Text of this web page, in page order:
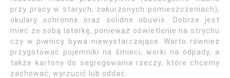
przy pracy w starych, zakurzonych pomieszczeniach),
okulary ochronne oraz solidne obuwie. Dobrze jest
mieć ze sobą latarkę, ponieważ oświetlenie na strychu
czy w piwnicy bywa niewystarczające. Warto również
przygotować pojemniki na śmieci, worki na odpady, a
także kartony do segregowania rzeczy, które chcemy
zachować, wyrzucić lub oddać.